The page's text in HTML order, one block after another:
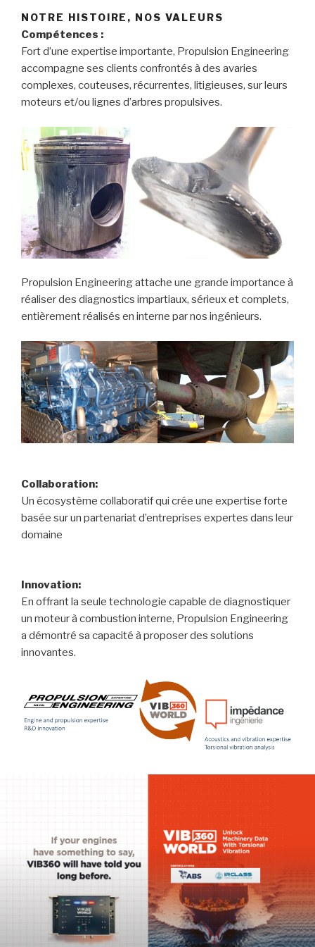
NOTRE HISTOIRE, NOS VALEURS
Compétences :
Fort d’une expertise importante, Propulsion Engineering
accompagne ses clients confrontés à des avaries
complexes, couteuses, récurrentes, litigieuses, sur leurs
moteurs et/ou lignes d’arbres propulsives.
Propulsion Engineering attache une grande importance à
réaliser des diagnostics impartiaux, sérieux et complets,
entièrement réalisés en interne par nos ingénieurs.
Collaboration:
Un écosystème collaboratif qui crée une expertise forte
basée sur un partenariat d’entreprises expertes dans leur
domaine
Innovation:
En offrant la seule technologie capable de diagnostiquer
un moteur à combustion interne, Propulsion Engineering
a démontré sa capacité à proposer des solutions
innovantes.